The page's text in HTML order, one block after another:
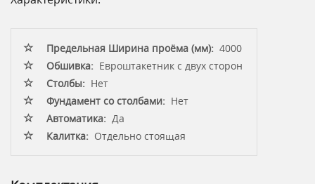
Предельная Ширина проёма (мм): 4000
Обшивка: Евроштакетник с двух сторон
Столбы: Нет
Фундамент со столбами: Нет
Автоматика: Да
Калитка: Отдельно стоящая